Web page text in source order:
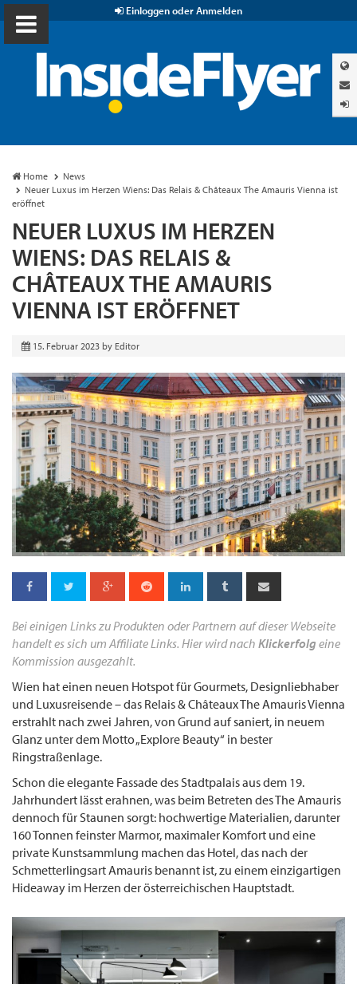
Einloggen oder Anmelden
Home
News
Neuer Luxus im Herzen Wiens: Das Relais & Châteaux The Amauris Vienna ist
eröffnet
NEUER LUXUS IM HERZEN
WIENS: DAS RELAIS &
CHÂTEAUX THE AMAURIS
VIENNA IST ERÖFFNET
15. Februar 2023 by Editor
Bei einigen Links zu Produkten oder Partnern auf dieser Webseite
handelt es sich um Affiliate Links. Hier wird nach Klickerfolg eine
Kommission ausgezahlt.
Wien hat einen neuen Hotspot für Gourmets, Designliebhaber
und Luxusreisende – das Relais & Châteaux The Amauris Vienna
erstrahlt nach zwei Jahren, von Grund auf saniert, in neuem
Glanz unter dem Motto „Explore Beauty“ in bester
Ringstraßenlage.
Schon die elegante Fassade des Stadtpalais aus dem 19.
Jahrhundert lässt erahnen, was beim Betreten des The Amauris
dennoch für Staunen sorgt: hochwertige Materialien, darunter
160 Tonnen feinster Marmor, maximaler Komfort und eine
private Kunstsammlung machen das Hotel, das nach der
Schmetterlingsart Amauris benannt ist, zu einem einzigartigen
Hideaway im Herzen der österreichischen Hauptstadt.